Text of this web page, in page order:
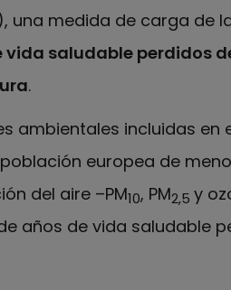
una medida de carga de
vida saludable perdidos
.
ambientales incluidas en
europea de
del aire –PM10, PM2,5 y
años de vida saludable